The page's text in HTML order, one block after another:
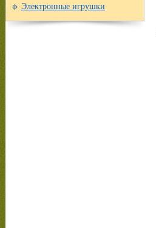
Электронные игрушки